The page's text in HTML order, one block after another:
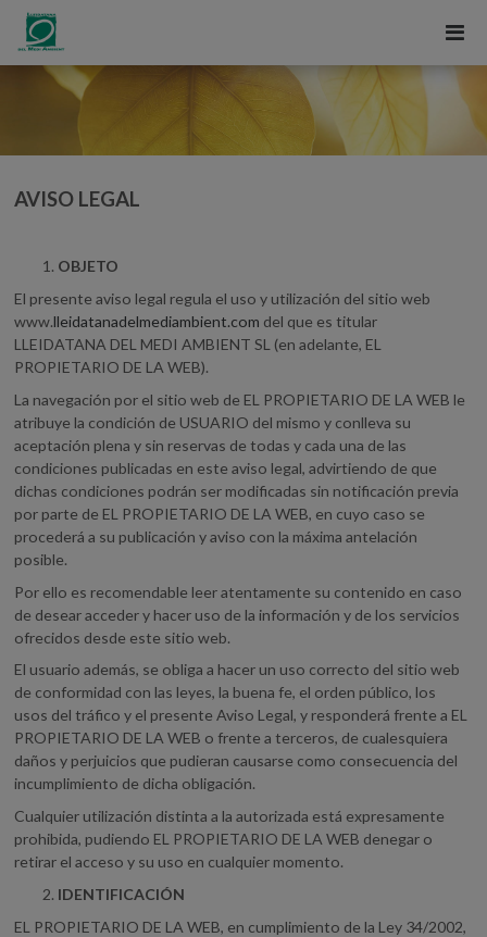
AVISO LEGAL
OBJETO
El presente aviso legal regula el uso y utilización del sitio web
www.lleidatanadelmediambient.com del que es titular
LLEIDATANA DEL MEDI AMBIENT SL (en adelante, EL
PROPIETARIO DE LA WEB).
La navegación por el sitio web de EL PROPIETARIO DE LA WEB le
atribuye la condición de USUARIO del mismo y conlleva su
aceptación plena y sin reservas de todas y cada una de las
condiciones publicadas en este aviso legal, advirtiendo de que
dichas condiciones podrán ser modificadas sin notificación previa
por parte de EL PROPIETARIO DE LA WEB, en cuyo caso se
procederá a su publicación y aviso con la máxima antelación
posible.
Por ello es recomendable leer atentamente su contenido en caso
de desear acceder y hacer uso de la información y de los servicios
ofrecidos desde este sitio web.
El usuario además, se obliga a hacer un uso correcto del sitio web
de conformidad con las leyes, la buena fe, el orden público, los
usos del tráfico y el presente Aviso Legal, y responderá frente a EL
PROPIETARIO DE LA WEB o frente a terceros, de cualesquiera
daños y perjuicios que pudieran causarse como consecuencia del
incumplimiento de dicha obligación.
Cualquier utilización distinta a la autorizada está expresamente
prohibida, pudiendo EL PROPIETARIO DE LA WEB denegar o
retirar el acceso y su uso en cualquier momento.
IDENTIFICACIÓN
EL PROPIETARIO DE LA WEB, en cumplimiento de la Ley 34/2002,